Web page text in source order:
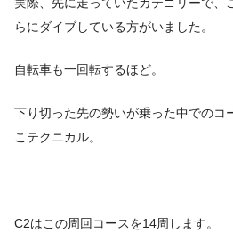
らにダイブしている方がいました。
自転車も一回転するほど。
下り切った先の勢いが乗った中でのコ
こテクニカル。
C2はこの周回コースを14周します。